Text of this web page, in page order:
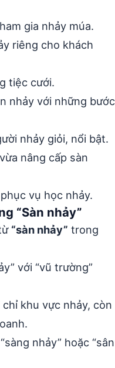
gia nhảy múa.
riêng cho khách
tiệc cưới.
nhảy với những bước
nhảy giỏi, nổi bật.
nâng cấp sàn
vụ học nhảy.
“Sàn nhảy”
“sàn nhảy” trong
với “vũ trường”
chỉ khu vực nhảy, còn
nhảy” hoặc “sân